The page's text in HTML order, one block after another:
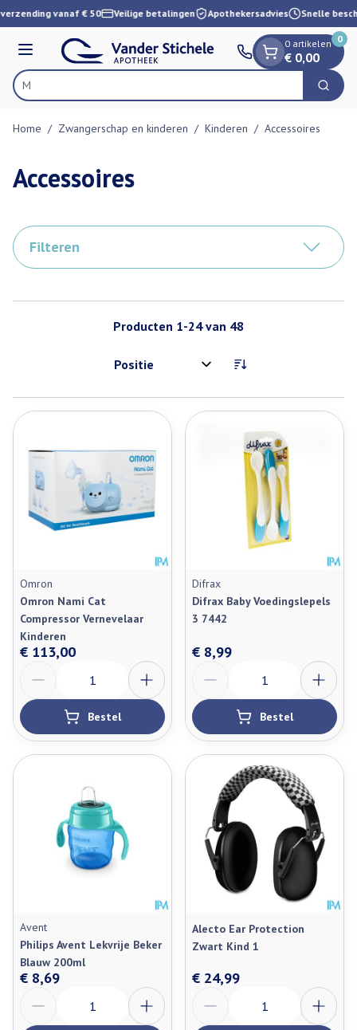
Ga naar de inhoud
1 van 1vanaf € 50 Veilige betalingen Apothekersadvies Snelle
Menu
Product, merk, categorie...
Vin Zoek
0 artikelen
€ 0,00
0
Home / Zwangerschap en kinderen / Kinderen / Accessoires
Accessoires
Filteren
Producten 1-24van 48
Sorteer op:
Omron
Omron Nami Cat
Compressor Vernevelaar
Kinderen
€ 113,00
Bestel
Difrax
Difrax Baby Voedingslepels
3 7442
€ 8,99
Bestel
Avent
Philips Avent Lekvrije Beker
Blauw 200ml
€ 8,69
Alecto Ear Protection
Zwart Kind 1
€ 24,99